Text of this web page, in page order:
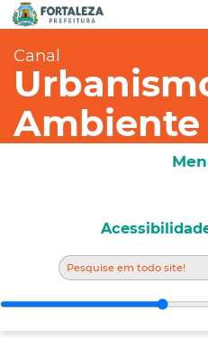
Canal
Ambiente